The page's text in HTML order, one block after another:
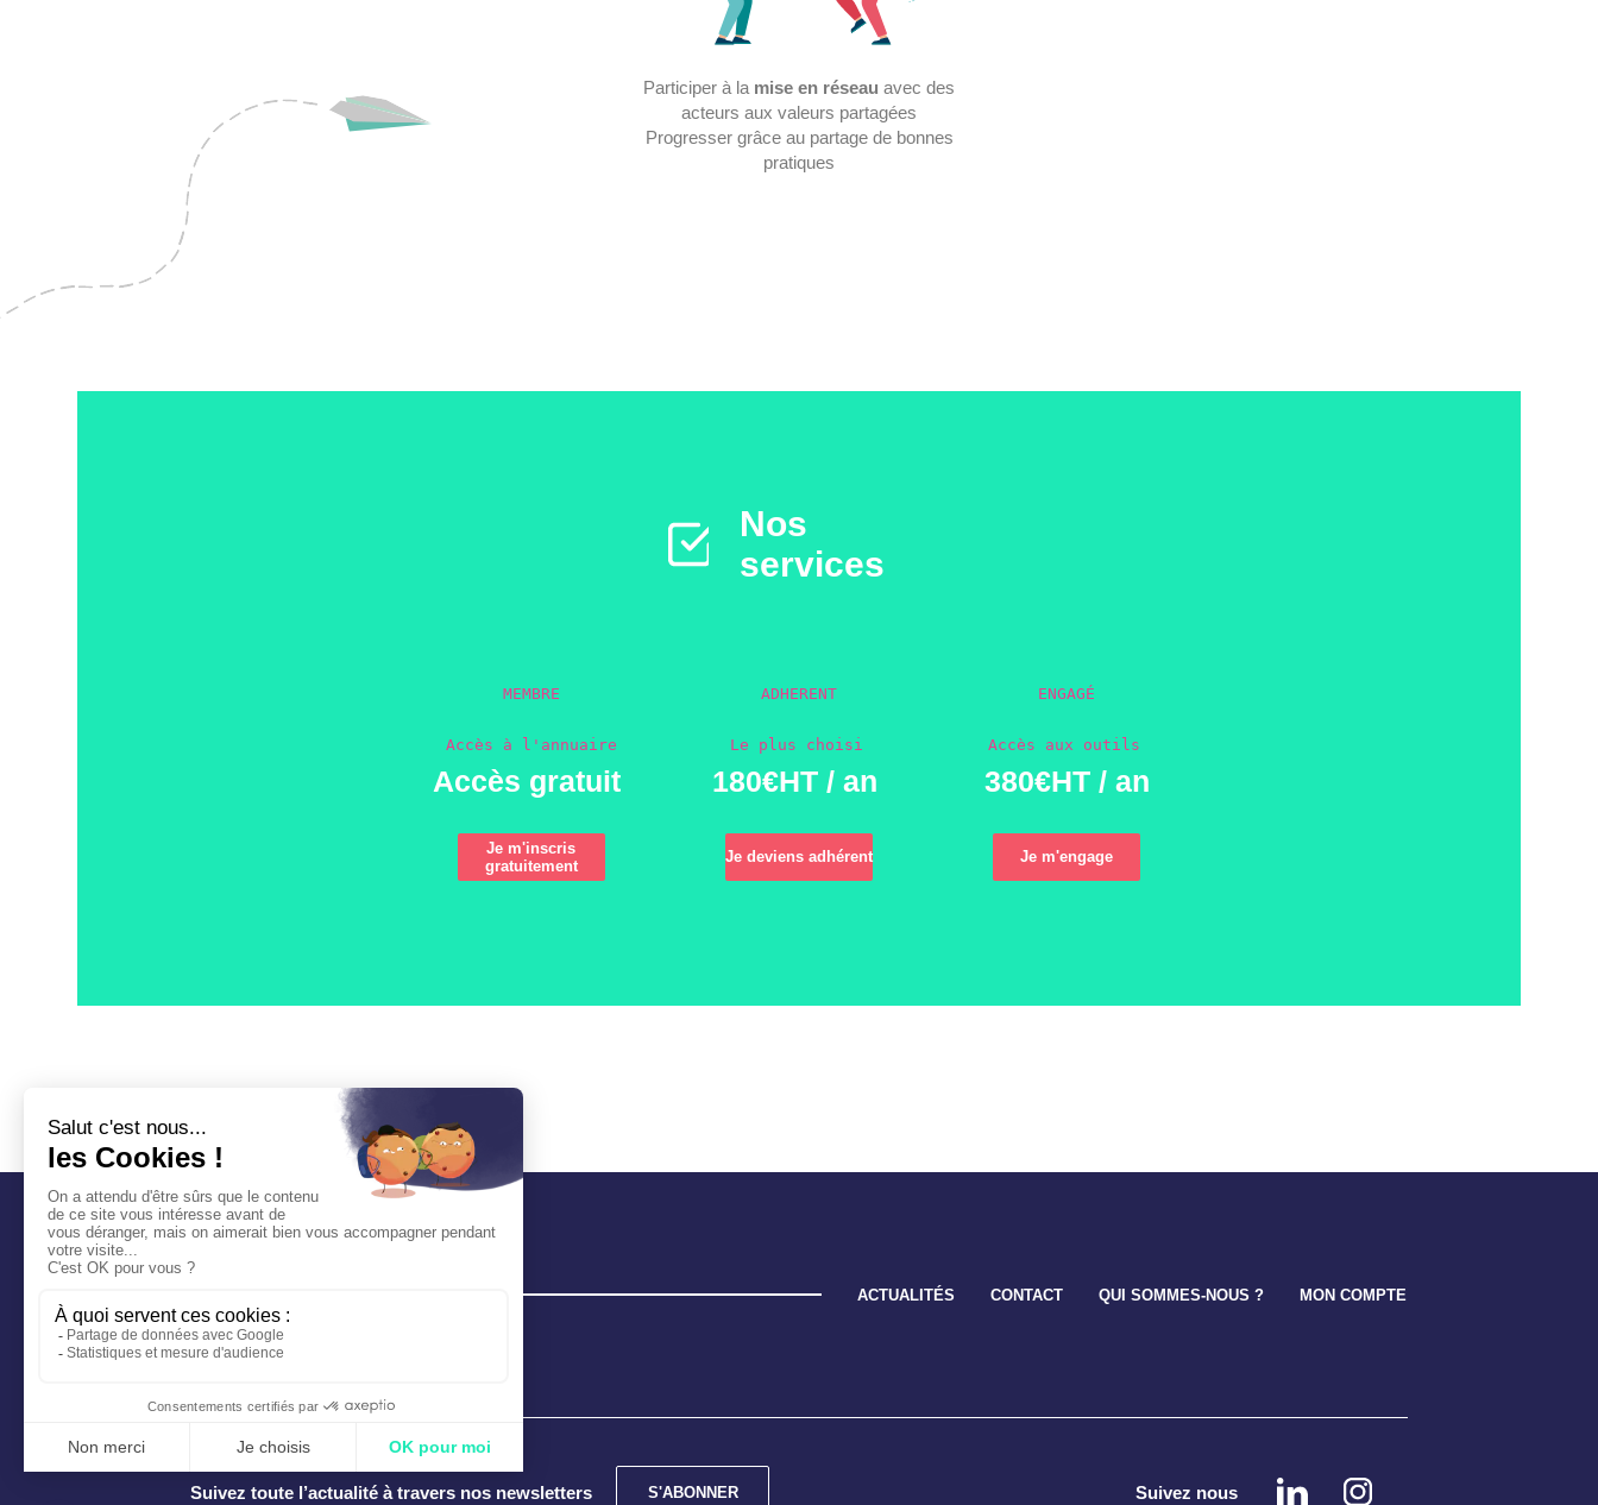
Participer à la mise en réseau avec des
acteurs aux valeurs partagées
Progresser grâce au partage de bonnes
pratiques
Nos
services
MEMBRE
Accès à l'annuaire
Accès gratuit
Je m'inscris
gratuitement
ADHERENT
Le plus choisi
180€HT / an
Je deviens adhérent
ENGAGÉ
Accès aux outils
380€HT / an
Je m'engage
ACTUALITÉS CONTACT QUI SOMMES-NOUS ? MON COMPTE
Suivez toute l’actualité à travers nos newsletters S'ABONNER